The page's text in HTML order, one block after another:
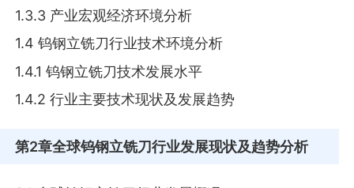
1.3.3 产业宏观经济环境分析
1.4 钨钢立铣刀行业技术环境分析
1.4.1 钨钢立铣刀技术发展水平
1.4.2 行业主要技术现状及发展趋势
第2章全球钨钢立铣刀行业发展现状及趋势分析